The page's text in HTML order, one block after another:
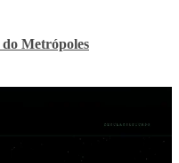
do Metrópoles